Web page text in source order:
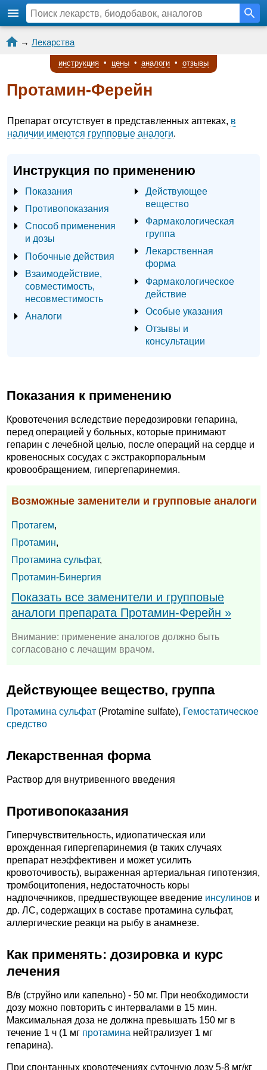
→ Лекарства
инструкция • цены • аналоги • отзывы
Протамин-Ферейн
Препарат отсутствует в представленных аптеках, в
наличии имеются групповые аналоги.
Инструкция по применению
Показания
Противопоказания
Способ применения
и дозы
Побочные действия
Взаимодействие,
совместимость,
несовместимость
Аналоги
Действующее
вещество
Фармакологическая
группа
Лекарственная
форма
Фармакологическое
действие
Особые указания
Отзывы и
консультации
Показания к применению
Кровотечения вследствие передозировки гепарина,
перед операцией у больных, которые принимают
гепарин с лечебной целью, после операций на сердце и
кровеносных сосудах с экстракорпоральным
кровообращением, гипергепаринемия.
Возможные заменители и групповые аналоги
Протагем,
Протамин,
Протамина сульфат,
Протамин-Бинергия
Показать все заменители и групповые
аналоги препарата Протамин-Ферейн »
Внимание: применение аналогов должно быть
согласовано с лечащим врачом.
Действующее вещество, группа
Протамина сульфат (Protamine sulfate), Гемостатическое
средство
Лекарственная форма
Раствор для внутривенного введения
Противопоказания
Гиперчувствительность, идиопатическая или
врожденная гипергепаринемия (в таких случаях
препарат неэффективен и может усилить
кровоточивость), выраженная артериальная гипотензия,
тромбоцитопения, недостаточность коры
надпочечников, предшествующее введение инсулинов и
др. ЛС, содержащих в составе протамина сульфат,
аллергические реакци на рыбу в анамнезе.
Как применять: дозировка и курс
лечения
В/в (струйно или капельно) - 50 мг. При необходимости
дозу можно повторить с интервалами в 15 мин.
Максимальная доза не должна превышать 150 мг в
течение 1 ч (1 мг протамина нейтрализует 1 мг
гепарина).
При спонтанных кровотечениях суточную дозу 5-8 мг/кг